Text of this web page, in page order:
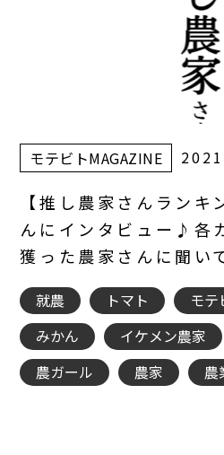
モテビトMAGAZINE
【推し農家さんランキ
んにインタビュー♪各
獲った農家さんに聞い
就農 トマト
モテ
みかん
イケメン農家
農ガール
農家 農